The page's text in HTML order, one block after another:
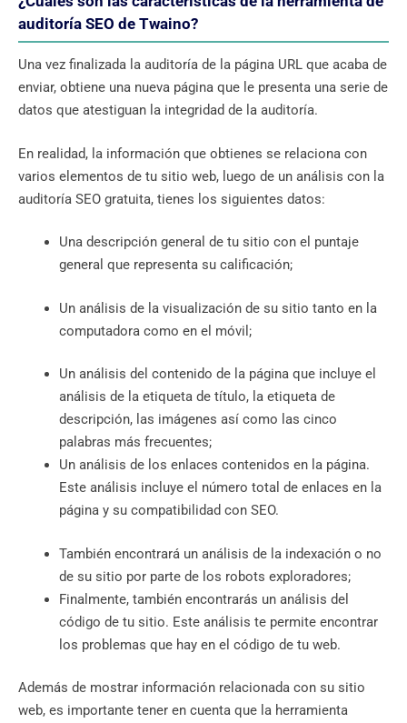
auditoría SEO de Twaino?
Una vez finalizada la auditoría de la página URL que acaba de
enviar, obtiene una nueva página que le presenta una serie de
datos que atestiguan la integridad de la auditoría.
En realidad, la información que obtienes se relaciona con
varios elementos de tu sitio web, luego de un análisis con la
auditoría SEO gratuita, tienes los siguientes datos:
Una descripción general de tu sitio con el puntaje
general que representa su calificación;
Un análisis de la visualización de su sitio tanto en la
computadora como en el móvil;
Un análisis del contenido de la página que incluye el
análisis de la etiqueta de título, la etiqueta de
descripción, las imágenes así como las cinco
palabras más frecuentes;
Un análisis de los enlaces contenidos en la página.
Este análisis incluye el número total de enlaces en la
página y su compatibilidad con SEO.
También encontrará un análisis de la indexación o no
de su sitio por parte de los robots exploradores;
Finalmente, también encontrarás un análisis del
código de tu sitio. Este análisis te permite encontrar
los problemas que hay en el código de tu web.
Además de mostrar información relacionada con su sitio
web, es importante tener en cuenta que la herramienta